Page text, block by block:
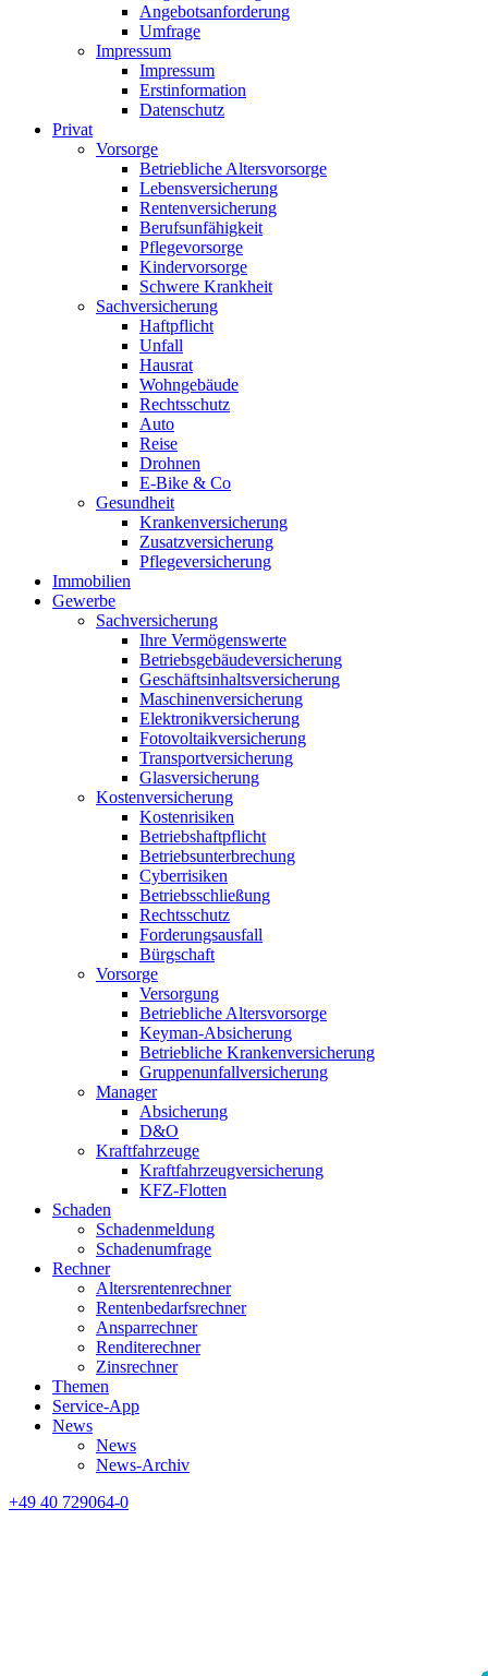
Angebotsanforderung
Umfrage
Impressum
Impressum
Erstinformation
Datenschutz
Privat
Vorsorge
Betriebliche Altersvorsorge
Lebensversicherung
Rentenversicherung
Berufsunfähigkeit
Pflegevorsorge
Kindervorsorge
Schwere Krankheit
Sachversicherung
Haftpflicht
Unfall
Hausrat
Wohngebäude
Rechtsschutz
Auto
Reise
Drohnen
E-Bike & Co
Gesundheit
Krankenversicherung
Zusatzversicherung
Pflegeversicherung
Immobilien
Gewerbe
Sachversicherung
Ihre Vermögenswerte
Betriebsgebäudeversicherung
Geschäftsinhaltsversicherung
Maschinenversicherung
Elektronikversicherung
Fotovoltaikversicherung
Transportversicherung
Glasversicherung
Kostenversicherung
Kostenrisiken
Betriebshaftpflicht
Betriebsunterbrechung
Cyberrisiken
Betriebsschließung
Rechtsschutz
Forderungsausfall
Bürgschaft
Vorsorge
Versorgung
Betriebliche Altersvorsorge
Keyman-Absicherung
Betriebliche Krankenversicherung
Gruppenunfallversicherung
Manager
Absicherung
D&O
Kraftfahrzeuge
Kraftfahrzeugversicherung
KFZ-Flotten
Schaden
Schadenmeldung
Schadenumfrage
Rechner
Altersrentenrechner
Rentenbedarfsrechner
Ansparrechner
Renditerechner
Zinsrechner
Themen
Service-App
News
News
News-Archiv
+49 40 729064-0